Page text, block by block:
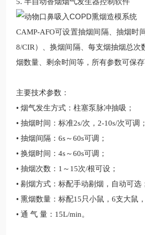
CAMP-AFO可设置抽烟间隔、抽烟时
8/CIR）、换烟间隔、每支烟抽烟总次
烟数量、剩余时间等，所有参数可保存
主要技术参数：
• 烟气发生方式：柱塞泵脉冲抽吸；
• 抽烟时间：标准2s/次，2-10s/次可调；
• 抽烟间隔：6s～60s可调；
• 换烟时间：4s～60s可调；
• 抽烟次数：1～15次/根可设；
• 剔烟方式：标配手动剔烟，自动可选
• 熏烟数量：标配15只小鼠，6支大鼠
• 通 气 量：15L/min。